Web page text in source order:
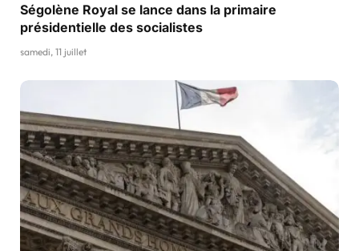
Ségolène Royal se lance dans la primaire
présidentielle des socialistes
samedi, 11 juillet